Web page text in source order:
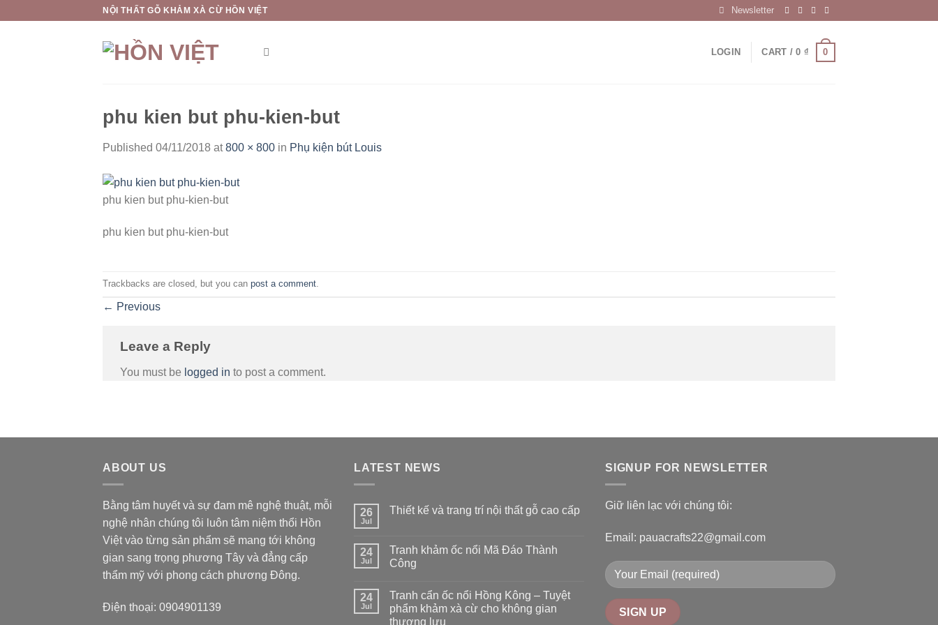
NỘI THẤT GỖ KHẢM XÀ CỪ HỒN VIỆT Newsletter
LOGIN CART /0 ₫ 0
phu kien but phu-kien-but
Published 04/11/2018 at800 × 800 in Phụ kiện bút Louis
phu kien but phu-kien-but
phu kien but phu-kien-but
Trackbacks are closed, but you can post a comment
← Previous
Leave a Reply
You must be logged in to post a comment.
ABOUT US
Bằng tâm huyết và sự đam mê nghệ thuật, mỗi
nghệ nhân chúng tôi luôn tâm niệm thổi Hồn
Việt vào từng sản phẩm sẽ mang tới không
gian sang trọng phương Tây và đẳng cấp
thẩm mỹ với phong cách phương Đông.
Điện thoại: 0904901139
LATEST NEWS
26
Jul
Thiết kế và trang trí nội thất gỗ cao cấp
24
Jul
Tranh khảm ốc nổi Mã Đáo Thành
Công
24
Jul
Tranh cẩn ốc nổi Hồng Kông – Tuyệt
phẩm khảm xà cừ cho không gian
thượng lưu
SIGNUP FOR NEWSLETTER
Giữ liên lạc với chúng tôi:
Email: pauacrafts22@gmail.com